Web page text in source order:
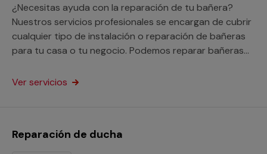
¿Necesitas ayuda con la reparación de tu bañera?
Nuestros servicios profesionales se encargan de cubrir
cualquier tipo de instalación o reparación de bañeras
para tu casa o tu negocio. Podemos reparar bañeras
los agujeros y fugas que tenga.
Ver servicios
Reparación de ducha